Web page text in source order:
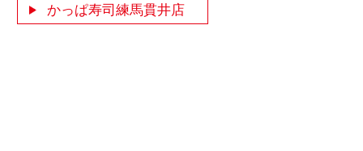
かっぱ寿司練馬貫井店